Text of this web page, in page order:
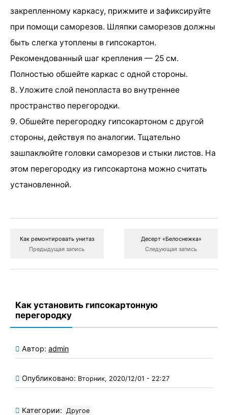
закрепленному каркасу, прижмите и зафиксируйте
при помощи саморезов. Шляпки саморезов должны
быть слегка утоплены в гипсокартон.
Рекомендованный шаг крепления — 25 см.
Полностью обшейте каркас с одной стороны.
8. Уложите слой пенопласта во внутреннее
пространство перегородки.
9. Обшейте перегородку гипсокартоном с другой
стороны, действуя по аналогии. Тщательно
зашпаклюйте головки саморезов и стыки листов. На
этом перегородку из гипсокартона можно считать
установленной.
Как ремонтировать унитаз
Предыдущая запись
Десерт «Белоснежка»
Следующая запись
Как установить гипсокартонную
перегородку
Автор: admin
Опубликовано: Вторник, 2020/12/01 - 22:27
Категории: Другое